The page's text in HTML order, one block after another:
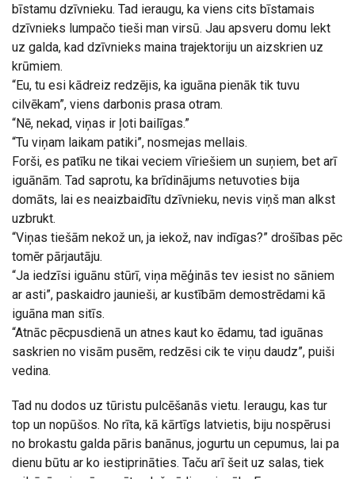
bīstamu dzīvnieku. Tad ieraugu, ka viens cits bīstamais
dzīvnieks lumpačo tieši man virsū. Jau apsveru domu lekt
uz galda, kad dzīvnieks maina trajektoriju un aizskrien uz
krūmiem.
“Eu, tu esi kādreiz redzējis, ka iguāna pienāk tik tuvu
cilvēkam”, viens darbonis prasa otram.
“Nē, nekad, viņas ir ļoti bailīgas.”
“Tu viņam laikam patiki”, nosmejas mellais.
Forši, es patīku ne tikai veciem vīriešiem un suņiem, bet arī
iguānām. Tad saprotu, ka brīdinājums netuvoties bija
domāts, lai es neaizbaidītu dzīvnieku, nevis viņš man alkst
uzbrukt.
“Viņas tiešām nekož un, ja iekož, nav indīgas?” drošības pēc
tomēr pārjautāju.
“Ja iedzīsi iguānu stūrī, viņa mēģinās tev iesist no sāniem
ar asti”, paskaidro jaunieši, ar kustībām demostrēdami kā
iguāna man sitīs.
“Atnāc pēcpusdienā un atnes kaut ko ēdamu, tad iguānas
saskrien no visām pusēm, redzēsi cik te viņu daudz”, puiši
vedina.
Tad nu dodos uz tūristu pulcēšanās vietu. Ieraugu, kas tur
top un nopūšos. No rīta, kā kārtīgs latvietis, biju nospērusi
no brokastu galda pāris banānus, jogurtu un cepumus, lai pa
dienu būtu ar ko iestiprināties. Taču arī šeit uz salas, tiek